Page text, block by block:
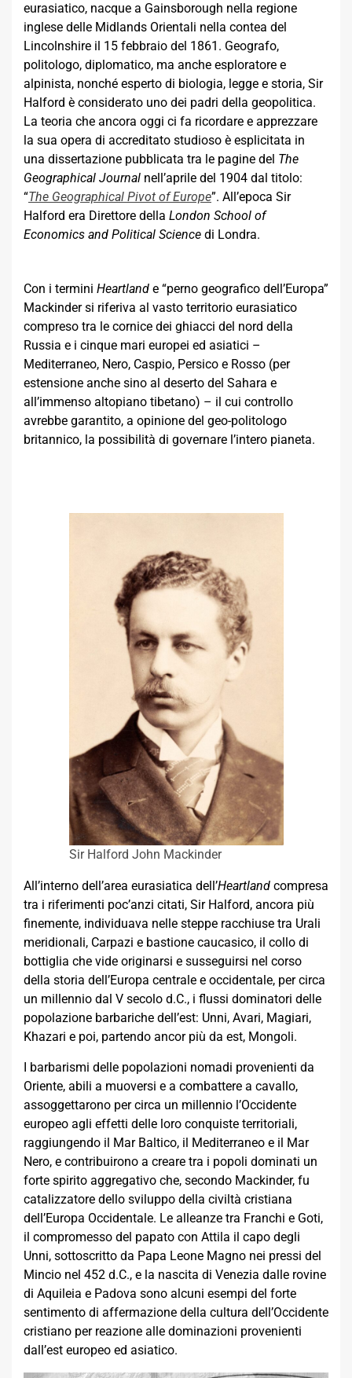
eurasiatico, nacque a Gainsborough nella regione
inglese delle Midlands Orientali nella contea del
Lincolnshire il 15 febbraio del 1861. Geografo,
politologo, diplomatico, ma anche esploratore e
alpinista, nonché esperto di biologia, legge e storia, Sir
Halford è considerato uno dei padri della geopolitica.
La teoria che ancora oggi ci fa ricordare e apprezzare
la sua opera di accreditato studioso è esplicitata in
una dissertazione pubblicata tra le pagine del The
Geographical Journal nell’aprile del 1904 dal titolo:
“The Geographical Pivot of Europe”. All’epoca Sir
Halford era Direttore della London School of
Economics and Political Science di Londra.
Con i termini Heartland e “perno geografico dell’Europa”
Mackinder si riferiva al vasto territorio eurasiatico
compreso tra le cornice dei ghiacci del nord della
Russia e i cinque mari europei ed asiatici –
Mediterraneo, Nero, Caspio, Persico e Rosso (per
estensione anche sino al deserto del Sahara e
all’immenso altopiano tibetano) – il cui controllo
avrebbe garantito, a opinione del geo-politologo
britannico, la possibilità di governare l’intero pianeta.
Sir Halford John Mackinder
All’interno dell’area eurasiatica dell’Heartland compresa
tra i riferimenti poc’anzi citati, Sir Halford, ancora più
finemente, individuava nelle steppe racchiuse tra Urali
meridionali, Carpazi e bastione caucasico, il collo di
bottiglia che vide originarsi e susseguirsi nel corso
della storia dell’Europa centrale e occidentale, per circa
un millennio dal V secolo d.C., i flussi dominatori delle
popolazione barbariche dell’est: Unni, Avari, Magiari,
Khazari e poi, partendo ancor più da est, Mongoli.
I barbarismi delle popolazioni nomadi provenienti da
Oriente, abili a muoversi e a combattere a cavallo,
assoggettarono per circa un millennio l’Occidente
europeo agli effetti delle loro conquiste territoriali,
raggiungendo il Mar Baltico, il Mediterraneo e il Mar
Nero, e contribuirono a creare tra i popoli dominati un
forte spirito aggregativo che, secondo Mackinder, fu
catalizzatore dello sviluppo della civiltà cristiana
dell’Europa Occidentale. Le alleanze tra Franchi e Goti,
il compromesso del papato con Attila il capo degli
Unni, sottoscritto da Papa Leone Magno nei pressi del
Mincio nel 452 d.C., e la nascita di Venezia dalle rovine
di Aquileia e Padova sono alcuni esempi del forte
sentimento di affermazione della cultura dell’Occidente
cristiano per reazione alle dominazioni provenienti
dall’est europeo ed asiatico.